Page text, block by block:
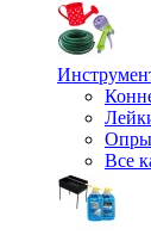
Все